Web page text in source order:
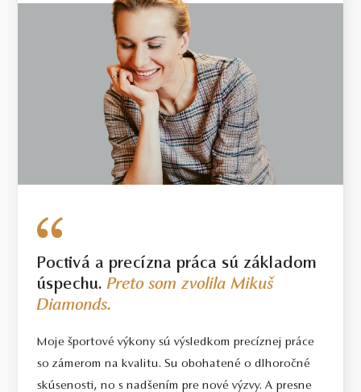
Poctivá a precízna práca sú základom
úspechu.Preto som zvolila Mikuš
Diamonds.
Moje športové výkony sú výsledkom precíznej práce
so zámerom na kvalitu. Su obohatené o dlhoročné
skúsenosti, no s nadšením pre nové výzvy. A presne